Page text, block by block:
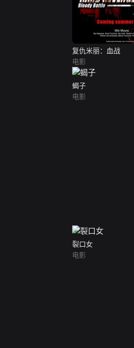
复仇米丽：血战
电影
蝎子
电影
裂口女
电影